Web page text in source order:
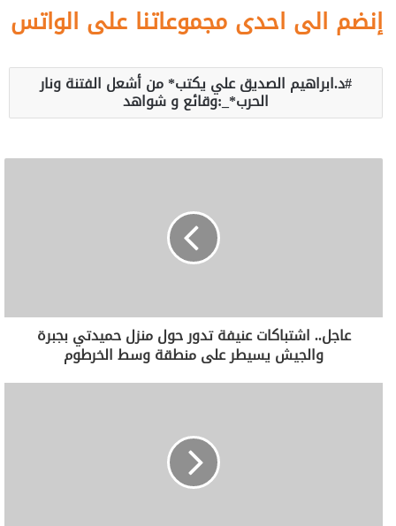
إنضم الى احدى مجموعاتنا على الواتس
د.ابراهيم الصديق علي يكتب* من أشعل الفتنة ونار
الحرب*_:وقائع و شواهد
عاجل.. اشتباكات عنيفة تدور حول منزل حميدتي بجبرة
والجيش يسيطر على منطقة وسط الخرطوم